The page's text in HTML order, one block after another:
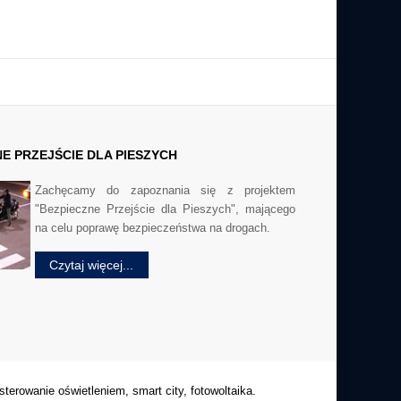
PRZEJŚCIE DLA PIESZYCH
Zachęcamy do zapoznania się z projektem
"Bezpieczne Przejście dla Pieszych", mającego
na celu poprawę bezpieczeństwa na drogach.
Czytaj więcej...
oświetleniem, smart city, fotowoltaika.